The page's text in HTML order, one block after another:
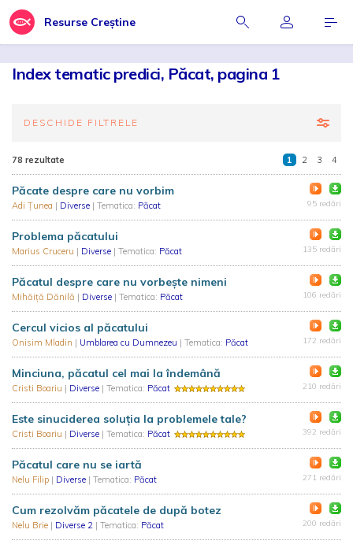
Resurse Creștine
Index tematic predici, Păcat, pagina 1
DESCHIDE FILTRELE
78 rezultate 1 2 3 4
Păcate despre care nu vorbim
Adi Țunea | Diverse | Tematica: Păcat 95 redări
Problema păcatului
Marius Cruceru | Diverse | Tematica: Păcat 135 redări
Păcatul despre care nu vorbește nimeni
Mihăiță Dănilă | Diverse | Tematica: Păcat 106 redări
Cercul vicios al păcatului
Onisim Mladin | Umblarea cu Dumnezeu | Tematica: Păcat 172 redări
Minciuna, păcatul cel mai la îndemână
Cristi Boariu | Diverse | Tematica: Păcat 210 redări
Este sinuciderea soluția la problemele tale?
Cristi Boariu | Diverse | Tematica: Păcat 392 redări
Păcatul care nu se iartă
Nelu Filip | Diverse | Tematica: Păcat 271 redări
Cum rezolvăm păcatele de după botez
Nelu Brie | Diverse 2 | Tematica: Păcat 200 redări